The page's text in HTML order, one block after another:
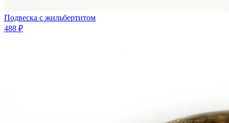
Подвеска с жильбертитом
488 ₽